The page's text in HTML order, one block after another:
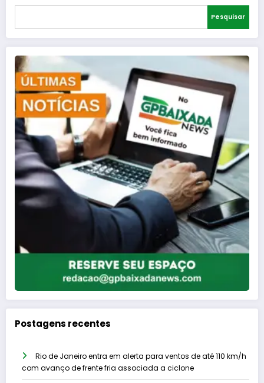
Pesquisar
Postagens recentes
Rio de Janeiro entra em alerta para ventos de até 110 km/h
com avanço de frente fria associada a ciclone